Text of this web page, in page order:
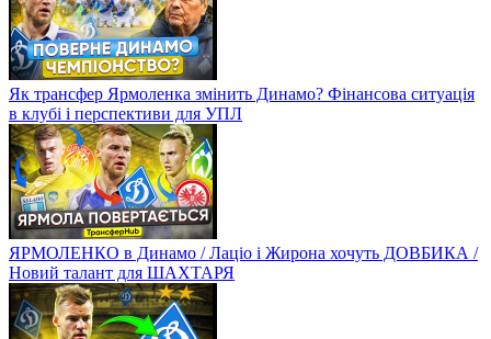
Як трансфер Ярмоленка змінить Динамо? Фінансова ситуація
в клубі і перспективи для УПЛ
ЯРМОЛЕНКО в Динамо / Лаціо і Жирона хочуть ДОВБИКА /
Новий талант для ШАХТАРЯ